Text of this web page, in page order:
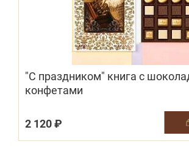
"С праздником" книга с
конфетами
2 120 ₽